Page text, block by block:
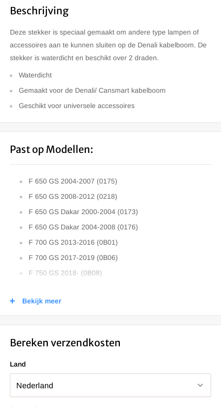
Beschrijving
Deze stekker is speciaal gemaakt om andere type lampen of
accessoires aan te kunnen sluiten op de Denali kabelboom. De
stekker is waterdicht en beschikt over 2 draden.
Waterdicht
Gemaakt voor de Denali/ Cansmart kabelboom
Geschikt voor universele accessoires
Past op Modellen:
F 650 GS 2004-2007 (0175)
F 650 GS 2008-2012 (0218)
F 650 GS Dakar 2000-2004 (0173)
F 650 GS Dakar 2004-2008 (0176)
F 700 GS 2013-2016 (0B01)
F 700 GS 2017-2019 (0B06)
F 750 GS 2018- (0B08)
F 800 GS 2013-2016 (0B02)
F 800 GS Adventure 2012-2016 (0B05)
F 850 GS Adventure 2019- (0K01)
Bekijk meer
Bereken verzendkosten
Land